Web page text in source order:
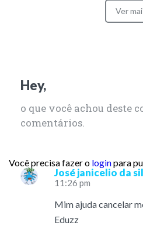
Ver
Hey,
o que você achou deste
comentários.
Você precisa fazer o loginpara
José janicelio da
11:26 pm
Mim ajuda cancelar
Eduzz